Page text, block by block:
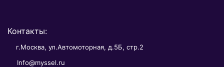
Контакты:
г.Москва, ул.Автомоторная, д.5Б, стр.2
Info@myssel.ru